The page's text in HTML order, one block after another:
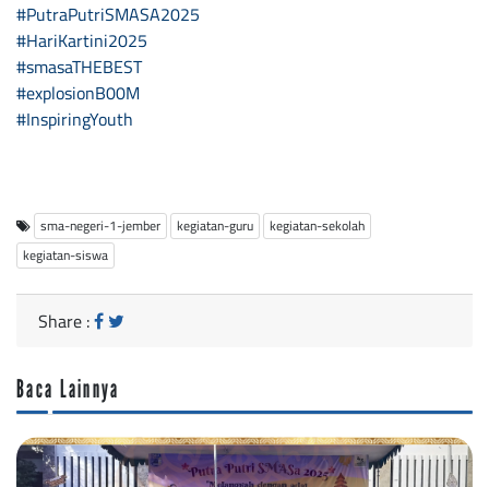
#PutraPutriSMASA2025
#HariKartini2025
#smasaTHEBEST
#explosionB00M
#InspiringYouth
sma-negeri-1-jember kegiatan-guru
kegiatan-sekolah
kegiatan-siswa
Share :
Baca Lainnya